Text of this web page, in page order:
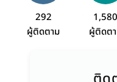
292
ผู้ติดตาม
1,580
ผู้ติดต